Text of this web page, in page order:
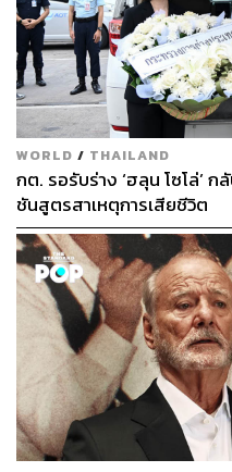
WORLD / THAILAND
กต. รอรับร่าง ‘ฮลุน โซโล่’
ชันสูตรสาเหตุการเสียชีวิต